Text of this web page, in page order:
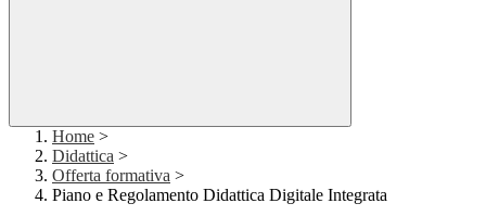
Home >
Didattica >
Offerta formativa >
Piano e Regolamento Didattica Digitale Integrata